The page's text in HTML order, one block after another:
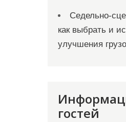
Седельно-
как выбрать и
улучшения
гостей